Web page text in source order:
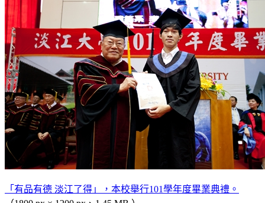
「有品有德 淡江了得」，本校舉行101學年度畢業典禮。